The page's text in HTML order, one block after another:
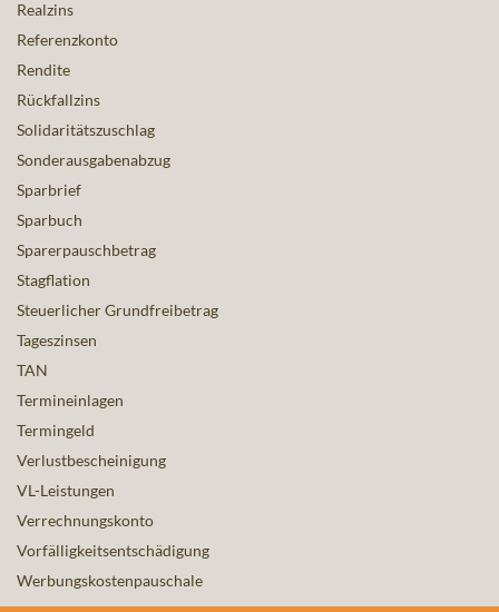
Realzins
Referenzkonto
Rendite
Rückfallzins
Solidaritätszuschlag
Sonderausgabenabzug
Sparbrief
Sparbuch
Sparerpauschbetrag
Stagflation
Steuerlicher Grundfreibetrag
Tageszinsen
TAN
Termineinlagen
Termingeld
Verlustbescheinigung
VL-Leistungen
Verrechnungskonto
Vorfälligkeitsentschädigung
Werbungskostenpauschale